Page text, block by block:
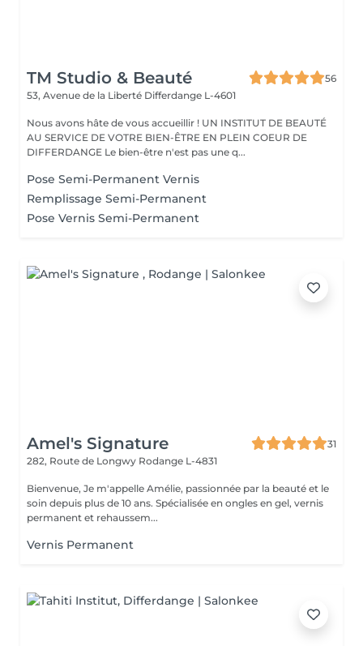
TM Studio & Beauté
56
53, Avenue de la Liberté Differdange L-4601
Nous avons hâte de vous accueillir ! UN INSTITUT DE BEAUTÉ
AU SERVICE DE VOTRE BIEN-ÊTRE EN PLEIN COEUR DE
DIFFERDANGE Le bien-être n'est pas une q...
Pose Semi-Permanent Vernis
Remplissage Semi-Permanent
Pose Vernis Semi-Permanent
Amel's Signature
31
282, Route de Longwy Rodange L-4831
Bienvenue, Je m'appelle Amélie, passionnée par la beauté et le
soin depuis plus de 10 ans. Spécialisée en ongles en gel, vernis
permanent et rehaussem...
Vernis Permanent